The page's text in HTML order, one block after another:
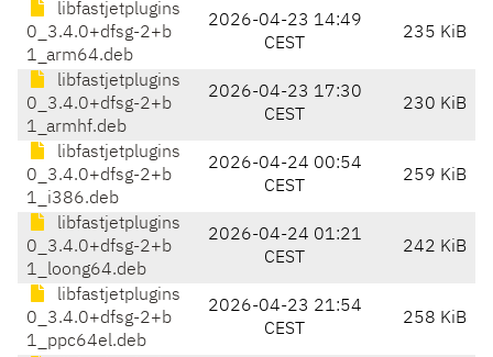
libfastjetplugins
0_3.4.0+dfsg-2+b
1_arm64.deb
2026-04-23 14:49
CEST
235 KiB
libfastjetplugins
0_3.4.0+dfsg-2+b
1_armhf.deb
2026-04-23 17:30
CEST
230 KiB
libfastjetplugins
0_3.4.0+dfsg-2+b
1_i386.deb
2026-04-24 00:54
CEST
259 KiB
libfastjetplugins
0_3.4.0+dfsg-2+b
1_loong64.deb
2026-04-24 01:21
CEST
242 KiB
libfastjetplugins
0_3.4.0+dfsg-2+b
1_ppc64el.deb
2026-04-23 21:54
CEST
258 KiB